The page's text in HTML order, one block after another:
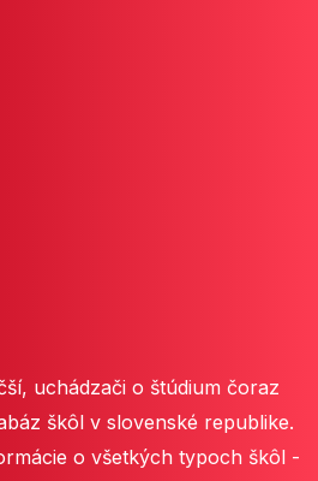
uchádzači o štúdium čoraz
škôl v slovenské republike.
o všetkých typoch škôl -